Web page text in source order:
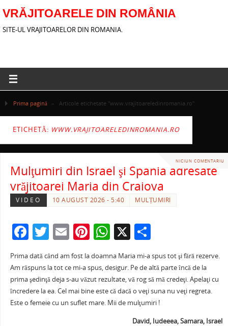
VRĂJITOARELE DIN ROMÂNIA
SITE-UL VRAJITOARELOR DIN ROMANIA.
Prima pagină » Articole etichetate "www.vrajitoareledinromania.ro"
ETICHETĂ: WWW.VRAJITOARELEDINROMANIA.RO
NICIUN COMENTARIU
Mulţumiri din Israel şi Spania adresate
vrăjitoarei Maria din Craiova
VIDEO 10 AUGUST 2026 - 5:40 MULȚUMIRI
F
a
c
e
b
T
w
itt
er
E
m
ai
l
Pi
nt
er
e
st
W
h
at
s
A
X P
ta
je
a
ză
Prima dată când am fost la doamna Maria mi-a spus tot şi fără rezerve.
Am răspuns la tot ce mi-a spus, desigur. Pe de altă parte încă de la
prima şedinţă deja s-au văzut rezultate, vă rog să mă credeţi. Apelaţi cu
încredere la ea. Cel mai bine este că dacă o veţi suna nu veţi regreta.
Este o femeie cu un suflet mare. Mii de mulţumiri !
David, Iudeeea, Samara, Israel